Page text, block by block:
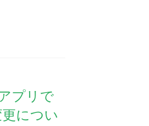
プリで
につい